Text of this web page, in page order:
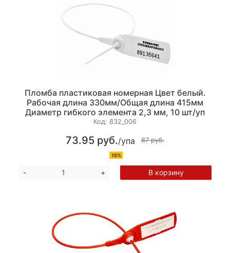
Пломба пластиковая номерная Цвет белый.
Рабочая длина 330мм/Общая длина 415мм
Диаметр гибкого элемента 2,3 мм, 10 шт/уп
Код: 832_006
73.95 руб./упа 87 руб.
15%
- + В корзину